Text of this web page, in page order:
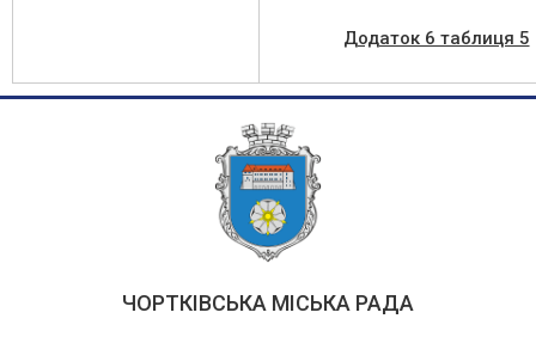
Додаток 6 таблиця 5
ЧОРТКІВСЬКА МІСЬКА РАДА